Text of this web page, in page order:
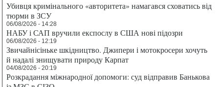
Убивця кримінального «авторитета» намагався сховатись від
тюрми в ЗСУ
06/08/2026 - 14:28
НАБУ і САП вручили експослу в США нові підозри
06/08/2026 - 12:19
Звичайнісіньке шкідництво. Джипери і мотокросери хочуть
й надалі знищувати природу Карпат
04/08/2026 - 20:19
Розкрадання міжнародної допомоги: суд відправив Банькова